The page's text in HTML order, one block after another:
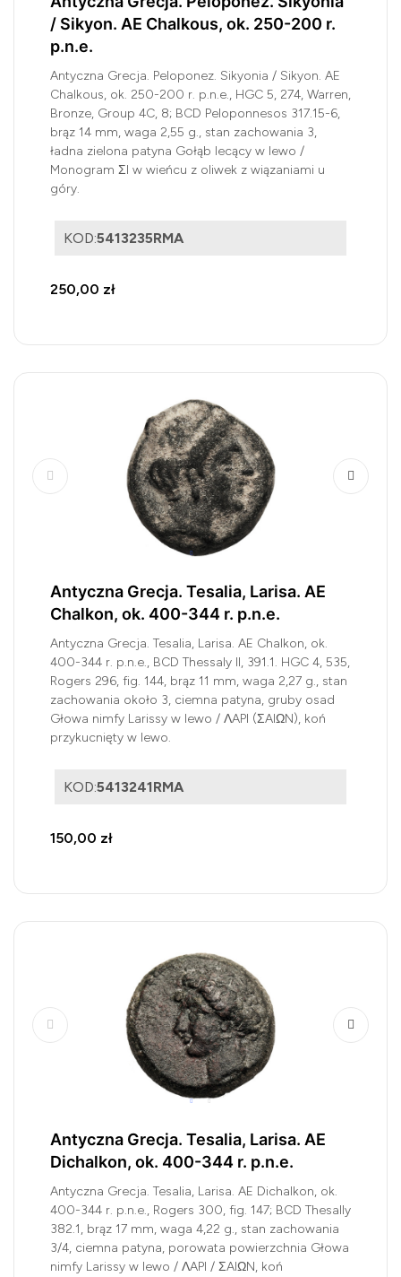
/ Sikyon. AE Chalkous, ok. 250-200 r.
p.n.e.
Antyczna Grecja. Peloponez. Sikyonia / Sikyon. AE
Chalkous, ok. 250-200 r. p.n.e., HGC 5, 274, Warren,
Bronze, Group 4C, 8; BCD Peloponnesos 317.15-6,
brąz 14 mm, waga 2,55 g., stan zachowania 3,
ładna zielona patyna Gołąb lecący w lewo /
Monogram ΣI w wieńcu z oliwek z wiązaniami u
góry.
KOD:5413235RMA
250,00 zł
Antyczna Grecja. Tesalia, Larisa. AE
Chalkon, ok. 400-344 r. p.n.e.
Antyczna Grecja. Tesalia, Larisa. AE Chalkon, ok.
400-344 r. p.n.e., BCD Thessaly II, 391.1. HGC 4, 535,
Rogers 296, fig. 144, brąz 11 mm, waga 2,27 g., stan
zachowania około 3, ciemna patyna, gruby osad
Głowa nimfy Larissy w lewo / ΛAPI (ΣAIΩN), koń
przykucnięty w lewo.
KOD:5413241RMA
150,00 zł
Antyczna Grecja. Tesalia, Larisa. AE
Dichalkon, ok. 400-344 r. p.n.e.
Antyczna Grecja. Tesalia, Larisa. AE Dichalkon, ok.
400-344 r. p.n.e., Rogers 300, fig. 147; BCD Thesally
382.1, brąz 17 mm, waga 4,22 g., stan zachowania
3/4, ciemna patyna, porowata powierzchnia Głowa
nimfy Larissy w lewo / ΛAPI / ΣAIΩN, koń